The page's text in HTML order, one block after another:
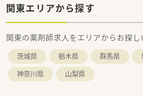
関東エリアから探す
関東の薬剤師求人をエリアからお探し
茨城県 栃木県 群馬県
神奈川県
山梨県